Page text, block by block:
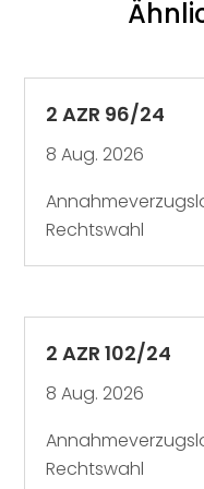
2 AZR 96/24
8 Aug. 2026
Rechtswahl
2 AZR 102/24
8 Aug. 2026
Rechtswahl